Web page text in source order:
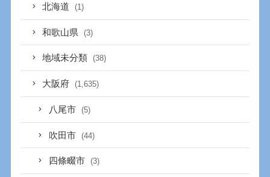
北海道 (1)
和歌山県 (3)
地域未分類 (38)
大阪府 (1,635)
八尾市 (5)
吹田市 (44)
四條畷市 (3)